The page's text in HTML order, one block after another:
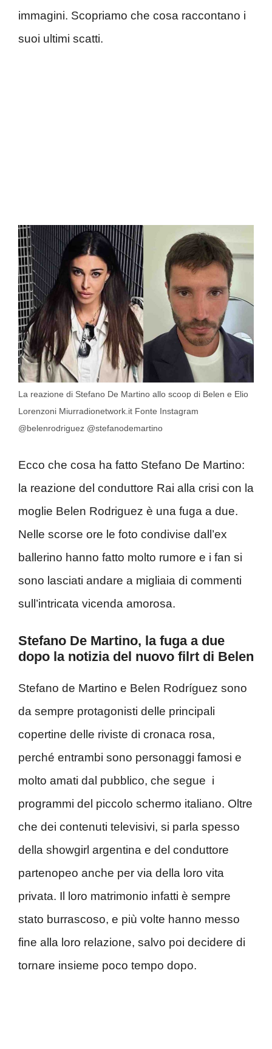
immagini. Scopriamo che cosa raccontano i
suoi ultimi scatti.
La reazione di Stefano De Martino allo scoop di Belen e Elio
Lorenzoni Miurradionetwork.it Fonte Instagram
@belenrodriguez @stefanodemartino
Ecco che cosa ha fatto Stefano De Martino:
la reazione del conduttore Rai alla crisi con la
moglie Belen Rodriguez è una fuga a due.
Nelle scorse ore le foto condivise dall’ex
ballerino hanno fatto molto rumore e i fan si
sono lasciati andare a migliaia di commenti
sull’intricata vicenda amorosa.
Stefano De Martino, la fuga a due
dopo la notizia del nuovo filrt di Belen
Stefano de Martino e Belen Rodríguez sono
da sempre protagonisti delle principali
copertine delle riviste di cronaca rosa,
perché entrambi sono personaggi famosi e
molto amati dal pubblico, che segue i
programmi del piccolo schermo italiano. Oltre
che dei contenuti televisivi, si parla spesso
della showgirl argentina e del conduttore
partenopeo anche per via della loro vita
privata. Il loro matrimonio infatti è sempre
stato burrascoso, e più volte hanno messo
fine alla loro relazione, salvo poi decidere di
tornare insieme poco tempo dopo.